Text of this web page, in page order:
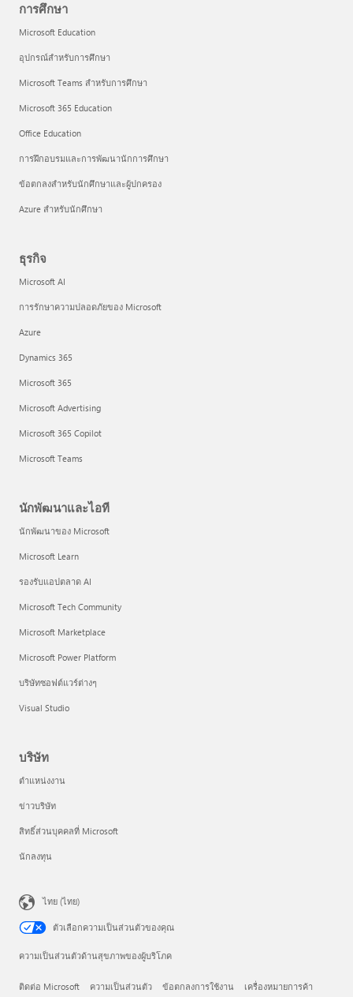
การศึกษา
Microsoft Education
อุปกรณ์สำหรับการศึกษา
Microsoft Teams สำหรับการศึกษา
Microsoft 365 Education
Office Education
การฝึกอบรมและการพัฒนานักการศึกษา
ข้อตกลงสำหรับนักศึกษาและผู้ปกครอง
Azure สำหรับนักศึกษา
ธุรกิจ
Microsoft AI
การรักษาความปลอดภัยของ Microsoft
Azure
Dynamics 365
Microsoft 365
Microsoft Advertising
Microsoft 365 Copilot
Microsoft Teams
นักพัฒนาและไอที
นักพัฒนาของ Microsoft
Microsoft Learn
รองรับแอปตลาด AI
Microsoft Tech Community
Microsoft Marketplace
Microsoft Power Platform
บริษัทซอฟต์แวร์ต่างๆ
Visual Studio
บริษัท
ตำแหน่งงาน
ข่าวบริษัท
สิทธิ์ส่วนบุคคลที่ Microsoft
นักลงทุน
ไทย (ไทย)
ตัวเลือกความเป็นส่วนตัวของคุณ
ความเป็นส่วนตัวด้านสุขภาพของผู้บริโภค
ติดต่อ Microsoft ความเป็นส่วนตัว ข้อตกลงการใช้งาน เครื่องหมายการค้า